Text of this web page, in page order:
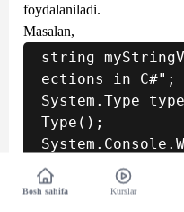
Bosh sahifa Kurslar
foydalaniladi.
Masalan,
string
ections in C#";
System.Type
Type();
Natija: